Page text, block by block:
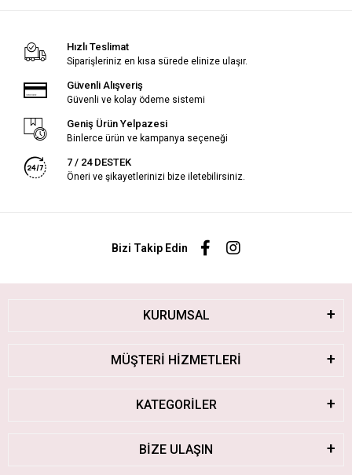
Hızlı Teslimat
Siparişleriniz en kısa sürede elinize ulaşır.
Güvenli Alışveriş
Güvenli ve kolay ödeme sistemi
Geniş Ürün Yelpazesi
Binlerce ürün ve kampanya seçeneği
7 / 24 DESTEK
Öneri ve şikayetlerinizi bize iletebilirsiniz.
Bizi Takip Edin
KURUMSAL
MÜŞTERİ HİZMETLERİ
KATEGORİLER
BİZE ULAŞIN